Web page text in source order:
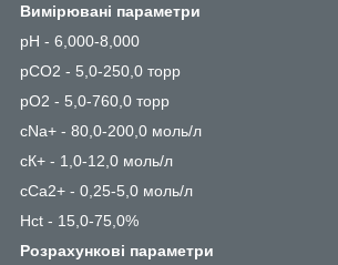
Вимірювані параметри
рН - 6,000-8,000
рСО2 - 5,0-250,0 торр
рО2 - 5,0-760,0 торр
cNa+ - 80,0-200,0 моль/л
сК+ - 1,0-12,0 моль/л
cCa2+ - 0,25-5,0 моль/л
Hct - 15,0-75,0%
Розрахункові параметри